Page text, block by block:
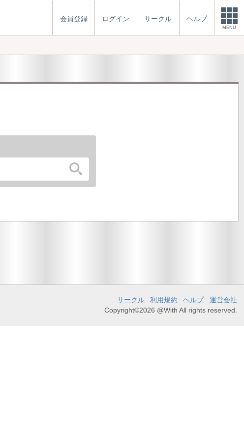
会員登録 ログイン サークル ヘルプ
MENU
サークル 利用規約 ヘルプ
運営会社
Copyright©2026 @With All rights reserved.